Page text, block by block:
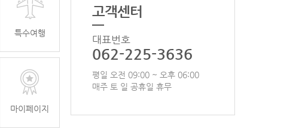
특수여행
마이페이지
고객센터
대표번호
062-225-3636
평일 오전 09:00 ~ 오후 06:00
매주 토 일 공휴일 휴무